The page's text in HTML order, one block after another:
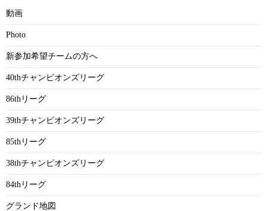
動画
Photo
新参加希望チームの方へ
40thチャンピオンズリーグ
86thリーグ
39thチャンピオンズリーグ
85thリーグ
38thチャンピオンズリーグ
84thリーグ
グランド地図